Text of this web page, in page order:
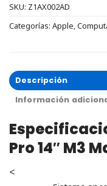
SKU: Z1AX002AD
Categorías: Apple,
Descripción
Información
Pro 14″ M3
<